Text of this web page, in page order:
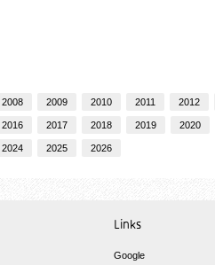
2008 2009 2010 2011 2012
2016 2017 2018 2019 2020
2024 2025 2026
Links
Google